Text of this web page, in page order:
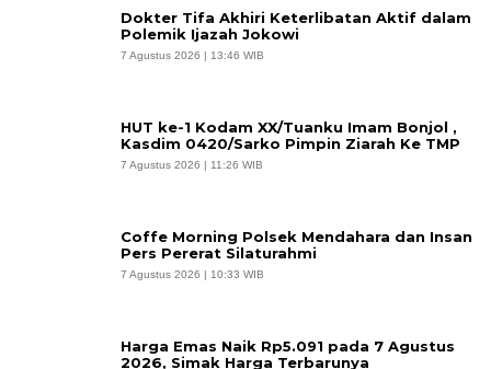
Dokter Tifa Akhiri Keterlibatan Aktif dalam
Polemik Ijazah Jokowi
7 Agustus 2026 | 13:46 WIB
HUT ke-1 Kodam XX/Tuanku Imam Bonjol ,
Kasdim 0420/Sarko Pimpin Ziarah Ke TMP
7 Agustus 2026 | 11:26 WIB
Coffe Morning Polsek Mendahara dan Insan
Pers Pererat Silaturahmi
7 Agustus 2026 | 10:33 WIB
Harga Emas Naik Rp5.091 pada 7 Agustus
2026, Simak Harga Terbarunya